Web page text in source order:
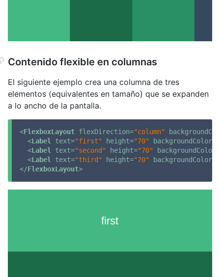
Contenido flexible en columnas
El siguiente ejemplo crea una columna de tres
elementos (equivalentes en tamaño) que se expanden
a lo ancho de la pantalla.
<FlexboxLayout flexDirection="column"
<Label text="first" height="70" backgroundColor
<Label text="second" height="70" backgroundColor
<Label text="third" height="70" backgroundColor
</FlexboxLayout>